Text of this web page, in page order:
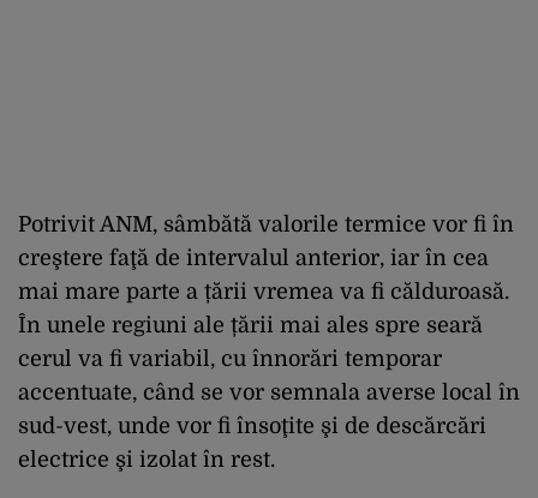
Potrivit ANM, sâmbătă valorile termice vor fi în
creştere faţă de intervalul anterior, iar în cea
mai mare parte a țării vremea va fi călduroasă.
În unele regiuni ale țării mai ales spre seară
cerul va fi variabil, cu înnorări temporar
accentuate, când se vor semnala averse local în
sud-vest, unde vor fi însoţite şi de descărcări
electrice şi izolat în rest.